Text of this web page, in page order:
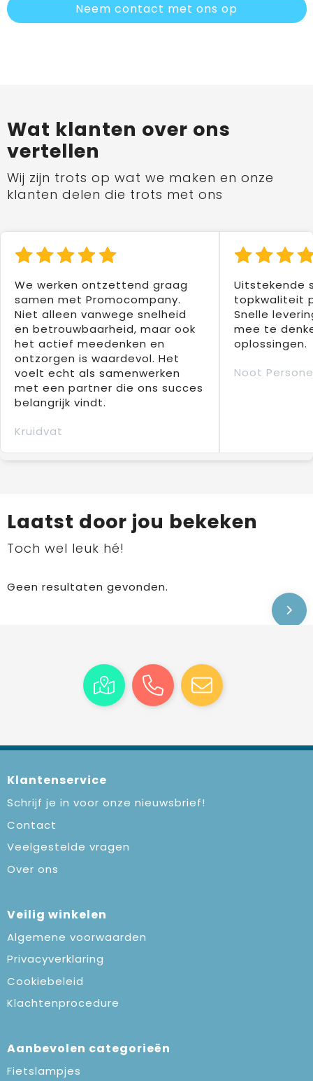
Neem contact met ons op
Wat klanten over ons
vertellen
Wij zijn trots op wat we maken en onze
klanten delen die trots met ons
We werken ontzettend graag
samen met Promocompany.
Niet alleen vanwege snelheid
en betrouwbaarheid, maar ook
het actief meedenken en
ontzorgen is waardevol. Het
voelt echt als samenwerken
met een partner die ons succes
belangrijk vindt.
Kruidvat
Uitstekende
topkwaliteit
Snelle
mee te
oplossingen.
Noot
Laatst door jou bekeken
Toch wel leuk hé!
Geen resultaten gevonden.
Klantenservice
Schrijf je in voor onze nieuwsbrief!
Contact
Veelgestelde vragen
Over ons
Veilig winkelen
Algemene voorwaarden
Privacyverklaring
Cookiebeleid
Klachtenprocedure
Aanbevolen categorieën
Fietslampjes